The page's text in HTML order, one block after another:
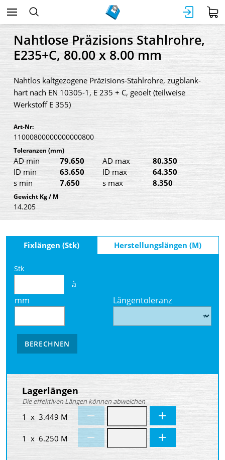
Nahtlose Präzisions Stahlrohre,
E235+C, 80.00 x 8.00 mm
Nahtlos kaltgezogene Präzisions-Stahlrohre, zugblank-
hart nach EN 10305-1, E 235 + C, geoelt (teilweise
Werkstoff E 355)
Art-Nr:
11000800000000000800
Toleranzen (mm)
AD min 79.650 AD max
80.350
ID min
63.650 ID max
64.350
s min
7.650 s max 8.350
Gewicht Kg / M
14.205
Fixlängen (Stk) Herstellungslängen (M)
Stk
à
mm
Längentoleranz
BERECHNEN
Lagerlängen
Die effektiven Längen können abweichen
1 x 3.449 M
1 x 6.250 M